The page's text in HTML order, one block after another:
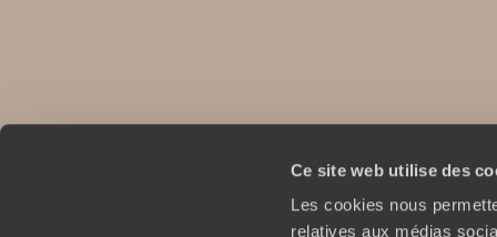
Ce site web utilise des
Les cookies nous
relatives aux médias